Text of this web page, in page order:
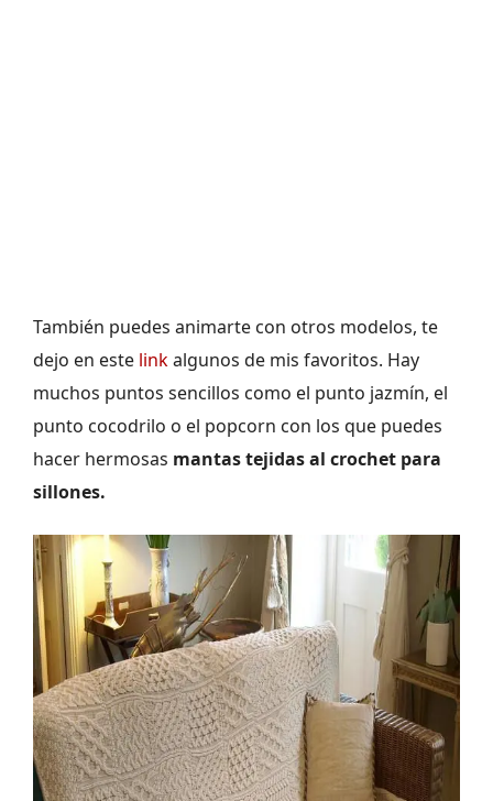
También puedes animarte con otros modelos, te
dejo en este linkalgunos de mis favoritos. Hay
muchos puntos sencillos como el punto jazmín, el
punto cocodrilo o el popcorn con los que puedes
hacer hermosas mantas tejidas al crochet para
sillones.